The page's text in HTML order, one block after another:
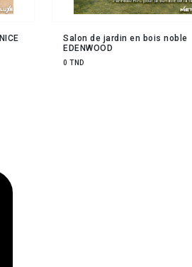
Salon de jardin en bois noble
EDENWOOD
0 TND